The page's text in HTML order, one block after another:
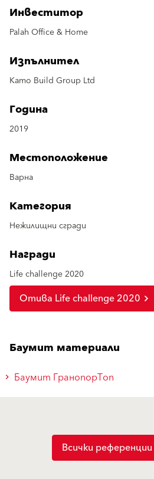
Инвеститор
Palah Office & Home
Изпълнител
Kamo Build Group Ltd
Година
2019
Местоположение
Варна
Категория
Нежилищни сгради
Награди
Life challenge 2020
Отива Life challenge 2020
Баумит материали
Баумит ГранопорТоп
Всички